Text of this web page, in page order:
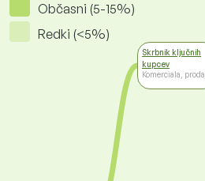
Občasni (5-15%)
Redki (<5%)
Skrbnik ključnih
kupcev
Komerciala,